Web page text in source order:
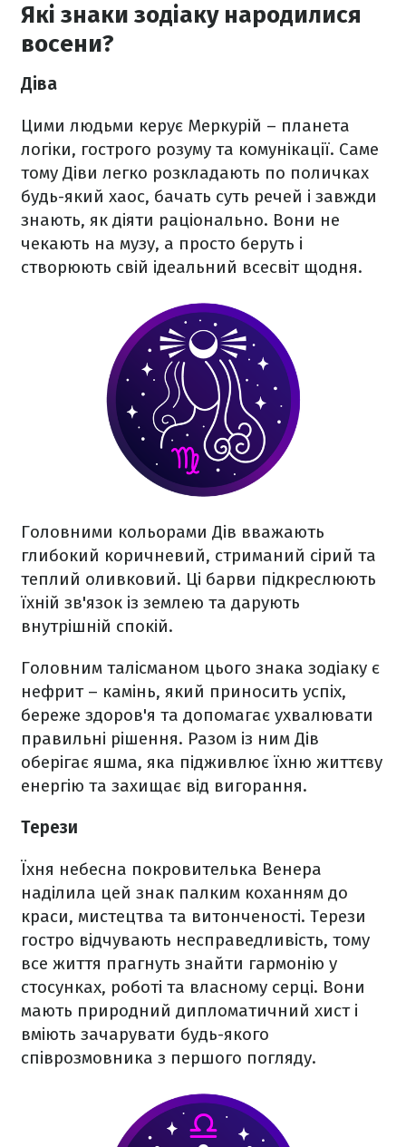
Які знаки зодіаку народилися
восени?
Діва
Цими людьми керує Меркурій – планета
логіки, гострого розуму та комунікації. Саме
тому Діви легко розкладають по поличках
будь-який хаос, бачать суть речей і завжди
знають, як діяти раціонально. Вони не
чекають на музу, а просто беруть і
створюють свій ідеальний всесвіт щодня.
Головними кольорами Дів вважають
глибокий коричневий, стриманий сірий та
теплий оливковий. Ці барви підкреслюють
їхній зв'язок із землею та дарують
внутрішній спокій.
Головним талісманом цього знака зодіаку є
нефрит – камінь, який приносить успіх,
береже здоров'я та допомагає ухвалювати
правильні рішення. Разом із ним Дів
оберігає яшма, яка підживлює їхню життєву
енергію та захищає від вигорання.
Терези
Їхня небесна покровителька Венера
наділила цей знак палким коханням до
краси, мистецтва та витонченості. Терези
гостро відчувають несправедливість, тому
все життя прагнуть знайти гармонію у
стосунках, роботі та власному серці. Вони
мають природний дипломатичний хист і
вміють зачарувати будь-якого
співрозмовника з першого погляду.